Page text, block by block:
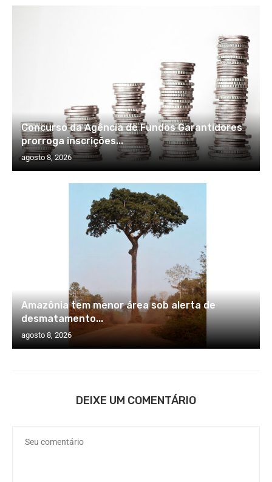
Concurso da Agência de Fundos Garantidores
prorroga inscrições...
agosto 8, 2026
Amazônia tem menor área sob alerta de
desmatamento...
agosto 8, 2026
DEIXE UM COMENTÁRIO